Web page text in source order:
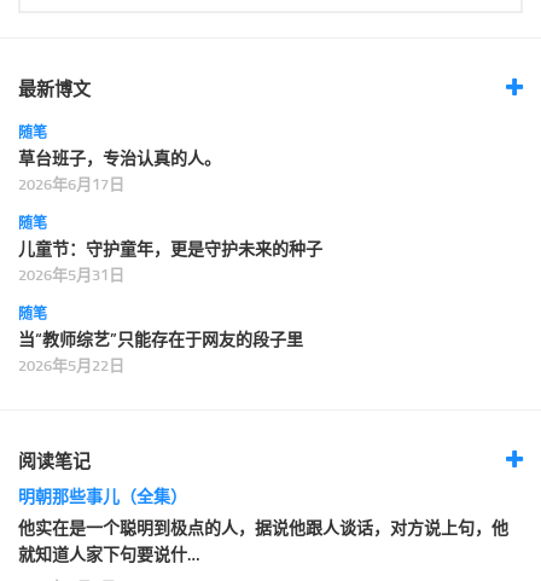
最新博文
随笔
草台班子，专治认真的人。
2026年6月17日
随笔
儿童节：守护童年，更是守护未来的种子
2026年5月31日
随笔
当“教师综艺”只能存在于网友的段子里
2026年5月22日
阅读笔记
明朝那些事儿（全集）
他实在是一个聪明到极点的人，据说他跟人谈话，对方说上句，他
就知道人家下句要说什…